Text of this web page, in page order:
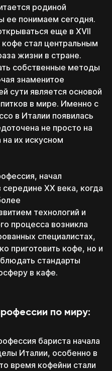
родиной
ее понимаем сегодня.
еще в XVII
стал центральным
жизни в стране.
собственные методы
знаменитое
сути является основой
в мире. Именно с
в Италии появилась
не просто на
на их искусном
начал
XX века, когда
технологий и
процесса возникла
специалистах,
приготовить кофе, но и
стандарты
в кафе.
по миру:
бариста начала
Италии, особенно в
время кофейни стали